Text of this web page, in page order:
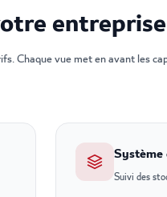
entreprise
Chaque vue met en avant les
Suivi des